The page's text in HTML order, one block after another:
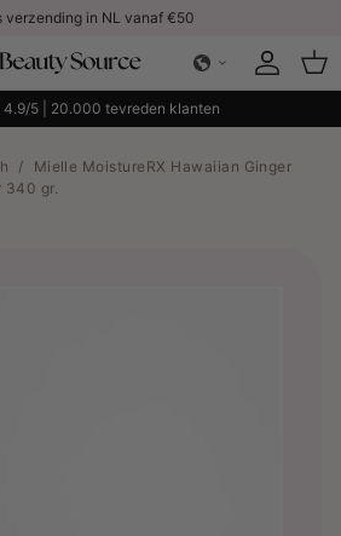
verzending in NL vanaf €50
Account
5 | 20.000 tevreden klanten
/
Mielle MoistureRX Hawaiian Ginger
340 gr.